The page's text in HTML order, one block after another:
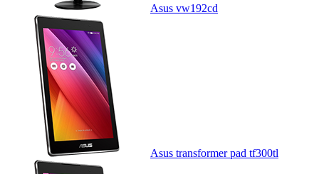
Asus vw192cd
Asus transformer pad tf300tl